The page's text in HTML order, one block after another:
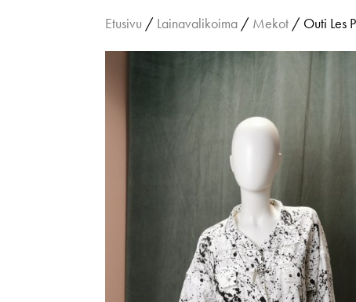
Etusivu / Lainavalikoima / Mekot / Outi Les